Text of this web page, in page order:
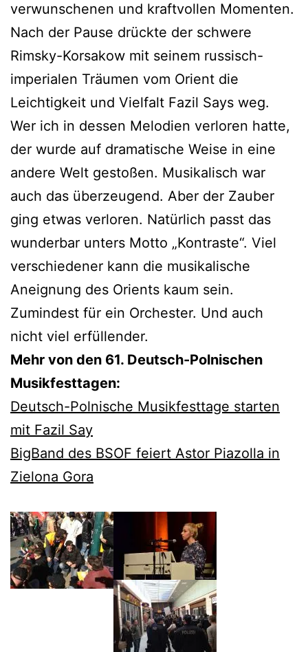
verwunschenen und kraftvollen Momenten.
Nach der Pause drückte der schwere
Rimsky-Korsakow mit seinem russisch-
imperialen Träumen vom Orient die
Leichtigkeit und Vielfalt Fazil Says weg.
Wer ich in dessen Melodien verloren hatte,
der wurde auf dramatische Weise in eine
andere Welt gestoßen. Musikalisch war
auch das überzeugend. Aber der Zauber
ging etwas verloren. Natürlich passt das
wunderbar unters Motto „Kontraste“. Viel
verschiedener kann die musikalische
Aneignung des Orients kaum sein.
Zumindest für ein Orchester. Und auch
nicht viel erfüllender.
Mehr von den 61. Deutsch-Polnischen
Musikfesttagen:
Deutsch-Polnische Musikfesttage starten
mit Fazil Say
BigBand des BSOF feiert Astor Piazolla in
Zielona Gora